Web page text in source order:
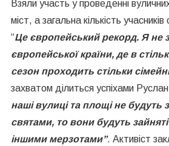
Взяли участь у проведенні
міст, а загальна кількість
“Це європейський рекорд. Я не
європейської країни, де в
сезон проходить стільки
захватом ділиться успіхами
наші вулиці та площі не будуть
святами, то вони будуть
іншими мерзотами”. Активіст